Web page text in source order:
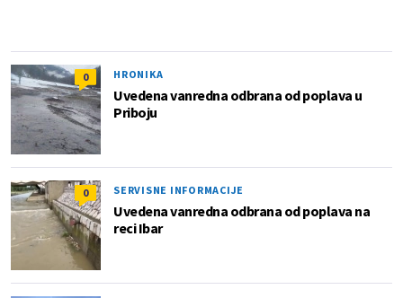
0 HRONIKA
Uvedena vanredna odbrana od poplava u
Priboju
0 SERVISNE INFORMACIJE
Uvedena vanredna odbrana od poplava na
reci Ibar